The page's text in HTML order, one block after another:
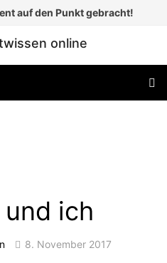
auf den Punkt gebracht!
online
ich
8. November 2017